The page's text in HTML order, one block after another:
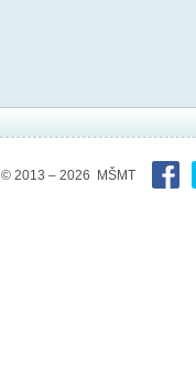
© 2013 – 2026 MŠMT